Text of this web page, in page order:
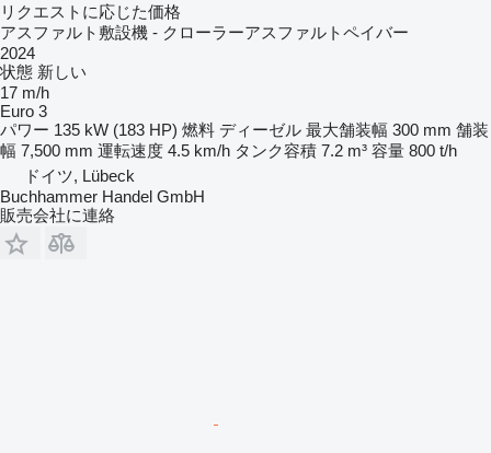
リクエストに応じた価格
アスファルト敷設機 - クローラーアスファルトペイバー
2024
状態 新しい
17 m/h
Euro 3
パワー 135 kW (183 HP) 燃料 ディーゼル 最大舗装幅 300 mm 舗装
幅 7,500 mm 運転速度 4.5 km/h タンク容積 7.2 m³ 容量 800 t/h
ドイツ, Lübeck
Buchhammer Handel GmbH
販売会社に連絡